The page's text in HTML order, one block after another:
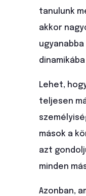
tanulunk
akkor
Lehet,
teljesen
mások a
azt
minden
Azonban,